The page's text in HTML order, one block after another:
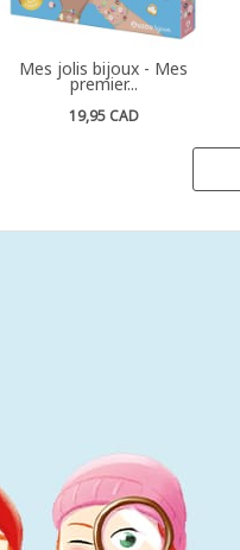
Mes jolis bijoux - Mes
premier...
19,95 CAD